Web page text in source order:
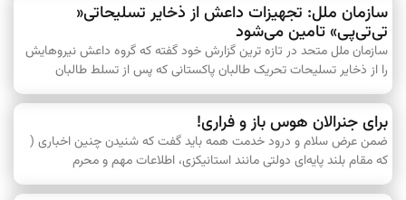
سازمان ملل: تجهیزات داعش از ذخایر تسلیحاتی«
تی‌تی‌پی‌» تامین می‌شود
سازمان ملل متحد در تازه ترین گزارش خود گفته که گروه داعش نیروهایش
را از ذخایر تسلیحات تحریک طالبان پاکستانی که پس از تسلط طالبان
برای جنرالان هوس باز و فراری!
ضمن عرض سلام و درود خدمت همه باید گفت که شنیدن چنین اخباری (
که مقام بلند پایه‌ای دولتی مانند استانیکزی، اطلاعات مهم و محرم